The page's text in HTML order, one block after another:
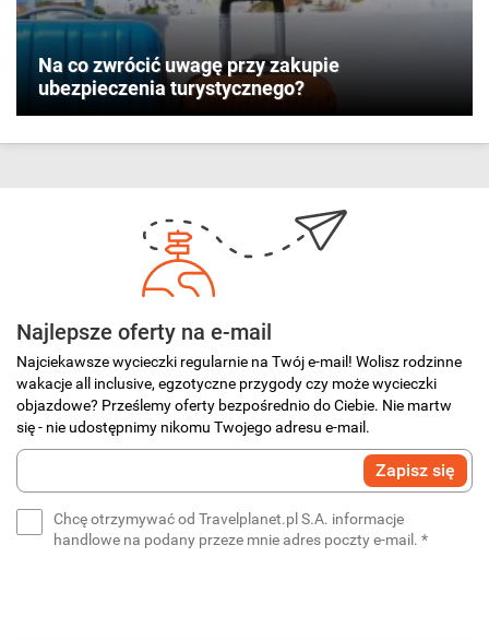
Na co zwrócić uwagę przy zakupie
ubezpieczenia turystycznego?
Najlepsze oferty na e-mail
Najciekawsze wycieczki regularnie na Twój e-mail! Wolisz rodzinne
wakacje all inclusive, egzotyczne przygody czy może wycieczki
objazdowe? Prześlemy oferty bezpośrednio do Ciebie. Nie martw
się - nie udostępnimy nikomu Twojego adresu e-mail.
Wprowadź
Zapisz się
Chcę otrzymywać od Travelplanet.pl S.A. informacje
handlowe na podany przeze mnie adres poczty e-mail. *